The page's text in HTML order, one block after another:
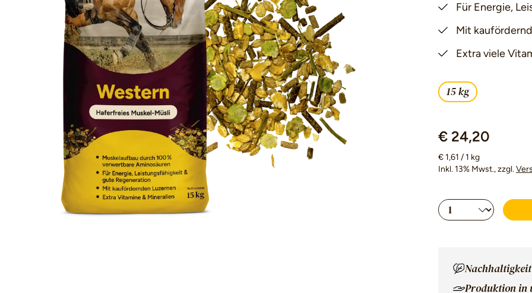
Für Energie,
Mit
Extra viele
15 kg
€ 24,20
€ 1,61 / 1 kg
Inkl. 13% Mwst., zzgl.
Produkt
Produktion in